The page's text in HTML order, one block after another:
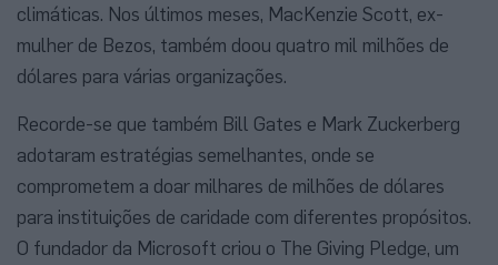
climáticas. Nos últimos meses, MacKenzie Scott, ex-
mulher de Bezos, também doou quatro mil milhões de
dólares para várias organizações.
Recorde-se que também Bill Gates e Mark Zuckerberg
adotaram estratégias semelhantes, onde se
comprometem a doar milhares de milhões de dólares
para instituições de caridade com diferentes propósitos.
O fundador da Microsoft criou o The Giving Pledge, um